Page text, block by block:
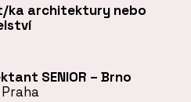
ka architektury nebo
SENIOR – Brno